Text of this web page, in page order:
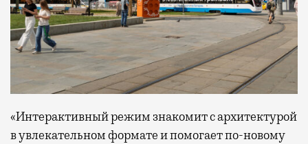
«Интерактивный режим знакомит с архитектурой
в увлекательном формате и помогает по-новому